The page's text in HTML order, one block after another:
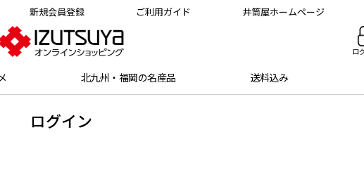
新規会員登録 ご利用ガイド 井筒屋ホームページ
ロ
北九州・福岡の名産品 送料込み
ログイン